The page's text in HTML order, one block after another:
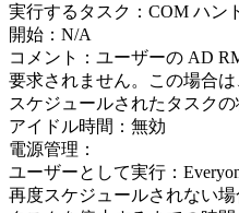
実行するタスク：COM ハン
開始：N/A
コメント：ユーザーの AD
要求されません。この場合
スケジュールされたタスク
アイドル時間：無効
電源管理：
ユーザーとして実行：
再度スケジュールされない